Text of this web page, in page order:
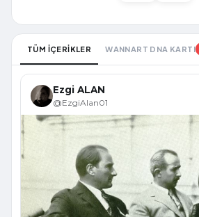
TÜM İÇERİKLER WANNART DNA KARTI
Ezgi ALAN
@EzgiAlan01